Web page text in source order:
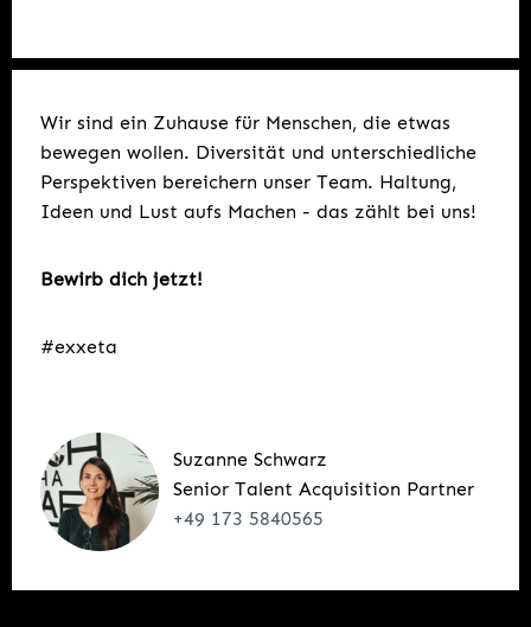
Wir sind ein Zuhause für Menschen, die etwas
bewegen wollen. Diversität und unterschiedliche
Perspektiven bereichern unser Team. Haltung,
Ideen und Lust aufs Machen - das zählt bei uns!
Bewirb dich jetzt!
#exxeta
Suzanne Schwarz
Senior Talent Acquisition Partner
+49 173 5840565